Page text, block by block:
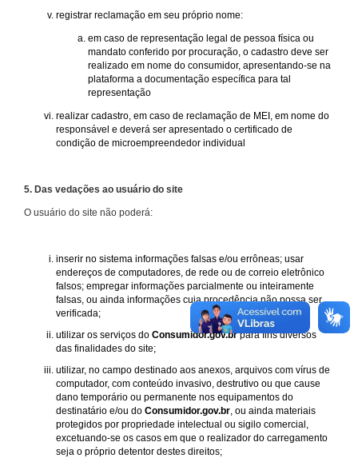
registrar reclamação em seu próprio nome:
em caso de representação legal de pessoa física ou
mandato conferido por procuração, o cadastro deve ser
realizado em nome do consumidor, apresentando-se na
plataforma a documentação específica para tal
representação
realizar cadastro, em caso de reclamação de MEI, em nome do
responsável e deverá ser apresentado o certificado de
condição de microempreendedor individual
5. Das vedações ao usuário do site
O usuário do site não poderá:
inserir no sistema informações falsas e/ou errôneas; usar
endereços de computadores, de rede ou de correio eletrônico
falsos; empregar informações parcialmente ou inteiramente
falsas, ou ainda informações cuja procedência não possa ser
verificada;
utilizar os serviços do Consumidor.gov.brpara fins diversos
das finalidades do site;
utilizar, no campo destinado aos anexos, arquivos com vírus de
computador, com conteúdo invasivo, destrutivo ou que cause
dano temporário ou permanente nos equipamentos do
destinatário e/ou do Consumidor.gov.br , ou ainda materiais
protegidos por propriedade intelectual ou sigilo comercial,
excetuando-se os casos em que o realizador do carregamento
seja o próprio detentor destes direitos;